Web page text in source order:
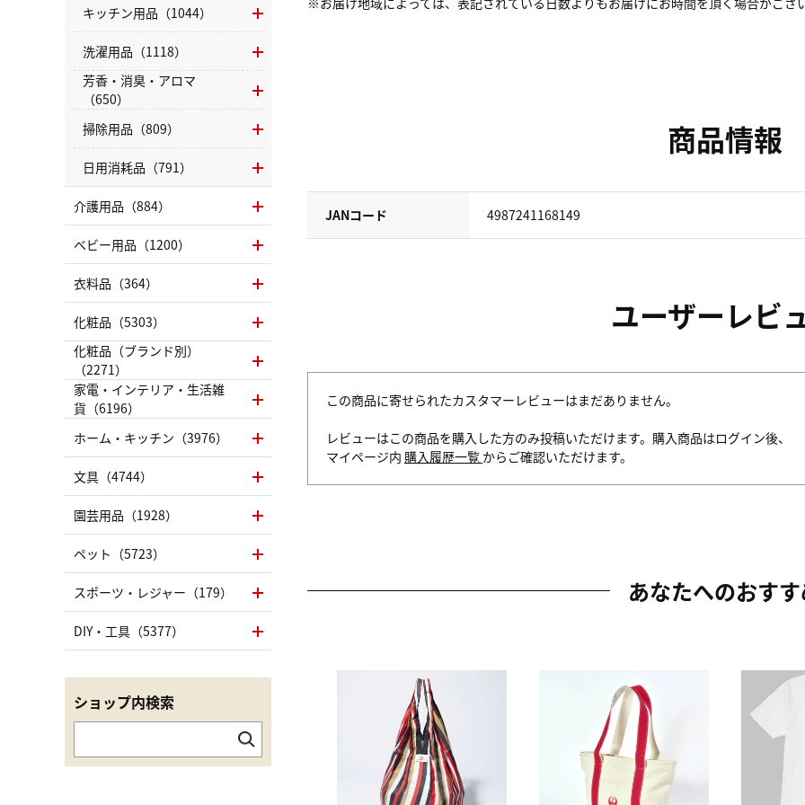
商品情報
JANコード 4987241168149
ユーザーレビ
この商品に寄せられたカスタマーレビューはまだありません。
レビューはこの商品を購入した方のみ投稿いただけます。購入商品はログイン後、
マイページ内 購入履歴一覧 からご確認いただけます。
あなたへのおす
キッチン用品（1044）
洗濯用品（1118）
芳香・消臭・アロマ
（650）
掃除用品（809）
日用消耗品（791）
介護用品（884）
ベビー用品（1200）
衣料品（364）
化粧品（5303）
化粧品（ブランド別）
（2271）
家電・インテリア・生活雑
貨（6196）
ホーム・キッチン（3976）
文具（4744）
園芸用品（1928）
ペット（5723）
スポーツ・レジャー（179）
DIY・工具（5377）
ショップ内検索